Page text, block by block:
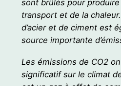
sont brûlés pour produire
transport et de la
d’acier et de ciment est
source importante
Les émissions de CO2
significatif sur le climat